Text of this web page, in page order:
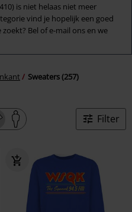
is niet helaas niet meer
vind je hopelijk een goed
Bel of e-mail ons en we
Sweaters (257)
Filter